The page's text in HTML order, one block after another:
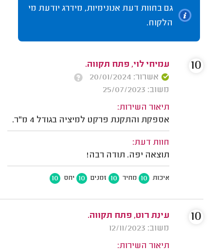
גם בחוות דעת אנונימיות, מידרג יודעת מי
הלקוח.
עמיחי לוי, פתח תקווה.
אשרור: 20/01/2024
משוב: 25/07/2023
תיאור השירות:
אספקת והתקנת פרקט למיציה בגודל 4 מ"ר.
חוות דעת:
תוצאה יפה. תודה רבה!
איכות 10 מחיר 10 זמנים 10 יחס 10
10
עינת רוט, פתח תקווה.
משוב: 12/11/2023
תיאור השירות:
10